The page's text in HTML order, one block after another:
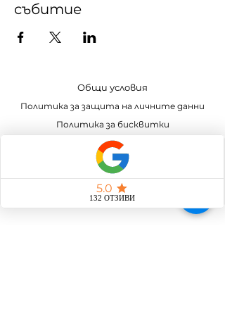
събитие
Общи условия
Политика за защита на личните данни
Политика за бисквитки
Програма за лоялност